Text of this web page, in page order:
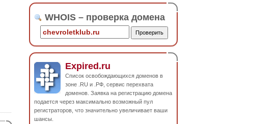
WHOIS – проверка домена
Expired.ru
Список освобождающихся доменов в
зоне .RU и .РФ, сервис перехвата
доменов. Заявка на регистрацию домена
подается через максимально возможный пул
регистраторов, что значительно увеличивает ваши
шансы.